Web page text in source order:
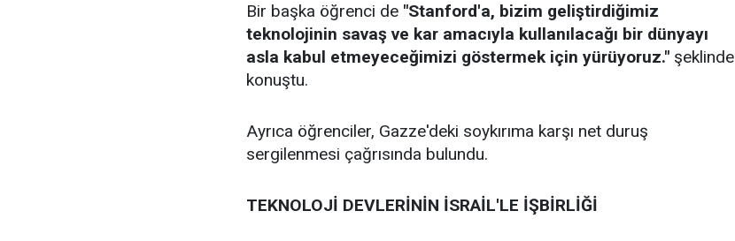
Bir başka öğrenci de "Stanford'a, bizim geliştirdiğimiz
teknolojinin savaş ve kar amacıyla kullanılacağı bir dünyayı
asla kabul etmeyeceğimizi göstermek için yürüyoruz." şeklinde
konuştu.
Ayrıca öğrenciler, Gazze'deki soykırıma karşı net duruş
sergilenmesi çağrısında bulundu.
TEKNOLOJİ DEVLERİNİN İSRAİL'LE İŞBİRLİĞİ